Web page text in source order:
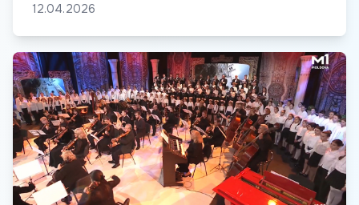
12.04.2026